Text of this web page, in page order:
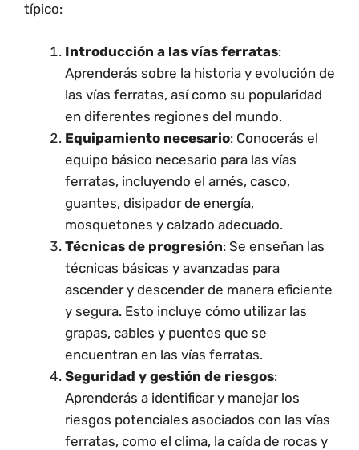
típico:
Introducción a las vías ferratas:
Aprenderás sobre la historia y evolución de
las vías ferratas, así como su popularidad
en diferentes regiones del mundo.
Equipamiento necesario: Conocerás el
equipo básico necesario para las vías
ferratas, incluyendo el arnés, casco,
guantes, disipador de energía,
mosquetones y calzado adecuado.
Técnicas de progresión: Se enseñan las
técnicas básicas y avanzadas para
ascender y descender de manera eficiente
y segura. Esto incluye cómo utilizar las
grapas, cables y puentes que se
encuentran en las vías ferratas.
Seguridad y gestión de riesgos:
Aprenderás a identificar y manejar los
riesgos potenciales asociados con las vías
ferratas, como el clima, la caída de rocas y